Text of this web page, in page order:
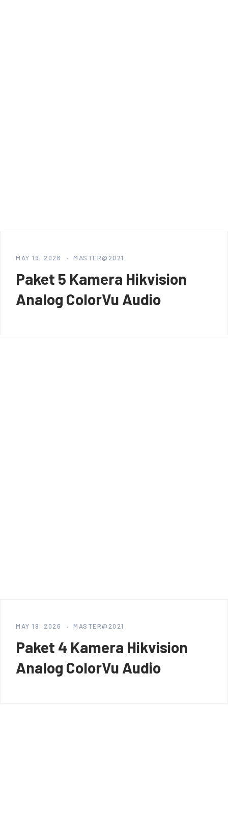
MAY 19, 2026 MASTER@2021
Paket 5 Kamera Hikvision
Analog ColorVu Audio
MAY 19, 2026 MASTER@2021
Paket 4 Kamera Hikvision
Analog ColorVu Audio